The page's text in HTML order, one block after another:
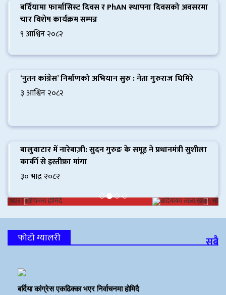
बर्दियामा फार्मासिस्ट दिवस र PhAN स्थापना दिवसको अवसरमा
चार विशेष कार्यक्रम सम्पन्न
९ आश्विन २०८२
‘नुतन कांग्रेस’ निर्माणको अभियान सुरु : नेता गुरुराज घिमिरे
३ आश्विन २०८२
बालुवाटार में नारेबाज़ी: सुदन गुरुङ के समूह ने प्रधानमंत्री सुशीला
कार्की से इस्तीफ़ा मांगा
३० भाद्र २०८२
बर्दियाका ताजा खबर: महिला
गाइडको साहसदेखि जग्गा
कब्जा र कृषि क्रान्तिसम्म
Previous Next
फोटो ग्यालरी सबै
बर्दिया कांग्रेस एकढिक्का भएर निर्वाचनमा होमिदै